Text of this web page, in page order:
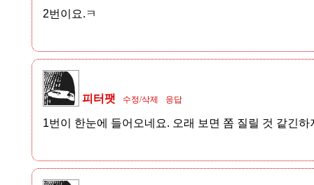
2번이요.ㅋ
피터팻 수정/삭제 응답
1번이 한눈에 들어오네요. 오래 보면 쫌 질릴 것 같긴하